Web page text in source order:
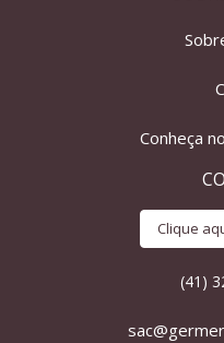
Conheça
Clique
(41)